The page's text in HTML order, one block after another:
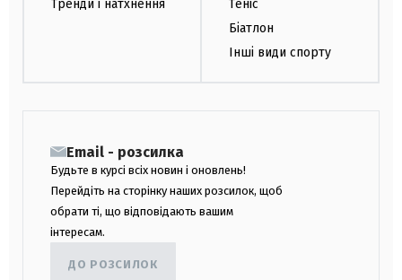
Тренди і натхнення
Теніс
Біатлон
Інші види спорту
Email - розсилка
Будьте в курсі всіх новин і оновлень!
Перейдіть на сторінку наших розсилок, щоб
обрати ті, що відповідають вашим
інтересам.
ДО РОЗСИЛОК